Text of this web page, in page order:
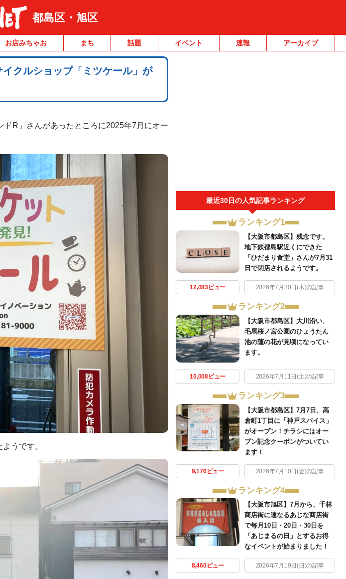
都島区・旭区
お店みちゃお まち 話題 イベント 速報 アーカイブ
クルショップ「ミツケール」が
R」さんがあったところに2025年7月にオー
うです。
最近30日の人気記事ランキング
ランキング1
【大阪市都島区】残念です。
地下鉄都島駅近くにできた
「ひだまり食堂」さんが7月31
日で閉店されるようです。
12,083ビュー 2026年7月30日(木)の記事
ランキング2
【大阪市都島区】大川沿い、
毛馬桜ノ宮公園のひょうたん
池の蓮の花が見頃になってい
ます。
10,008ビュー 2026年7月11日(土)の記事
ランキング3
【大阪市都島区】7月7日、高
倉町1丁目に「神戸スパイス」
がオープン！チラシにはオー
プン記念クーポンがついてい
ます！
9,176ビュー 2026年7月10日(金)の記事
ランキング4
【大阪市旭区】7月から、千林
商店街に連なるあじな商店街
で毎月10日・20日・30日を
「あじまるの日」とするお得
なイベントが始まりました！
8,460ビュー 2026年7月19日(日)の記事